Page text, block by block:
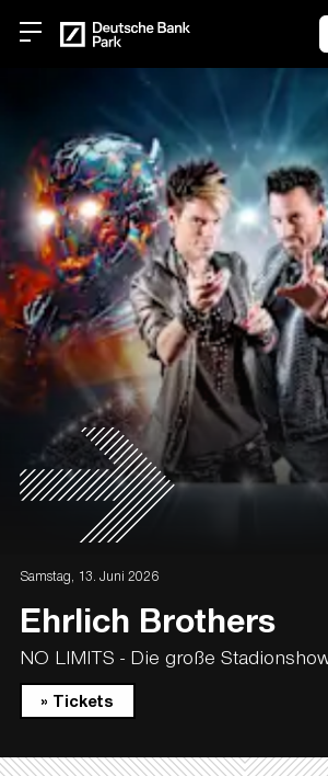
Samstag, 13. Juni 2026
Ehrlich Brothers
NO LIMITS - Die große
» Tickets